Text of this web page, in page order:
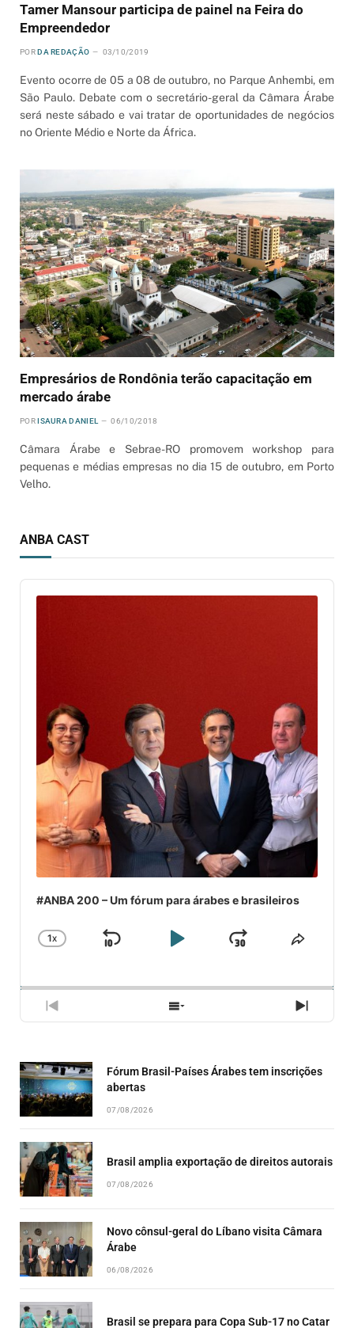
Tamer Mansour participa de painel na Feira do
Empreendedor
POR DA REDAÇÃO 03/10/2019
Evento ocorre de 05 a 08 de outubro, no Parque Anhembi, em
São Paulo. Debate com o secretário-geral da Câmara Árabe
será neste sábado e vai tratar de oportunidades de negócios
no Oriente Médio e Norte da África.
Empresários de Rondônia terão capacitação em
mercado árabe
POR ISAURA DANIEL 06/10/2018
Câmara Árabe e Sebrae-RO promovem workshop para
pequenas e médias empresas no dia 15 de outubro, em Porto
Velho.
ANBA CAST
Audio
Player
#ANBA 200 – Um fórum para árabes e brasileiros
CHANGE
1X
SKIP
PLAYJUMP
PREVIOUS
EPISODE
SHOW
EPISODES
NEXT
Fórum Brasil-Países Árabes tem inscrições
abertas
07/08/2026
Brasil amplia exportação de direitos autorais
07/08/2026
Novo cônsul-geral do Líbano visita Câmara
Árabe
06/08/2026
Brasil se prepara para Copa Sub-17 no Catar